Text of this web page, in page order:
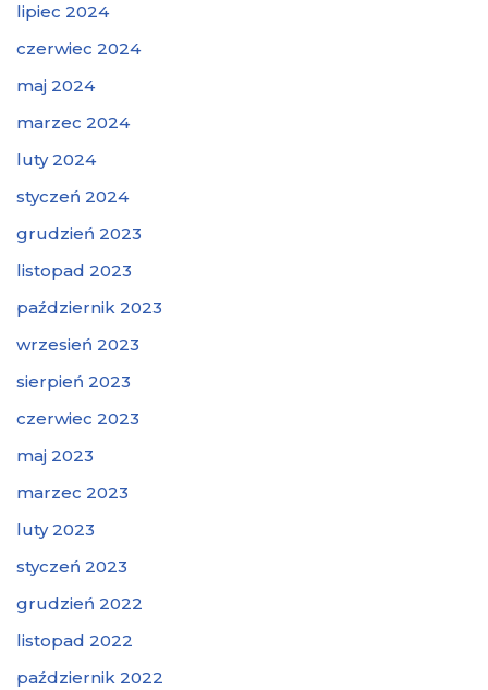
lipiec 2024
czerwiec 2024
maj 2024
marzec 2024
luty 2024
styczeń 2024
grudzień 2023
listopad 2023
październik 2023
wrzesień 2023
sierpień 2023
czerwiec 2023
maj 2023
marzec 2023
luty 2023
styczeń 2023
grudzień 2022
listopad 2022
październik 2022